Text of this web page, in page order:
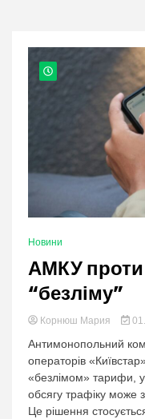
Новини
АМКУ
“безліму”
Корнюш Мария
Антимонопольний
операторів
«безлімом» тарифи, у
обсягу трафіку може
Це рішення